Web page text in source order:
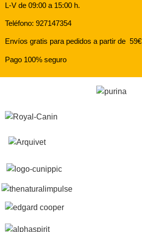
L-V de 09:00 a 15:00 h.
Teléfono: 927147354
Envíos gratis para pedidos a partir de 59€
Pago 100% seguro